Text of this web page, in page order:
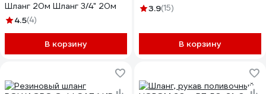
Шланг 20м Шланг 3/4" 20м
4.5(4)
В корзину
3.9(15)
В корзину